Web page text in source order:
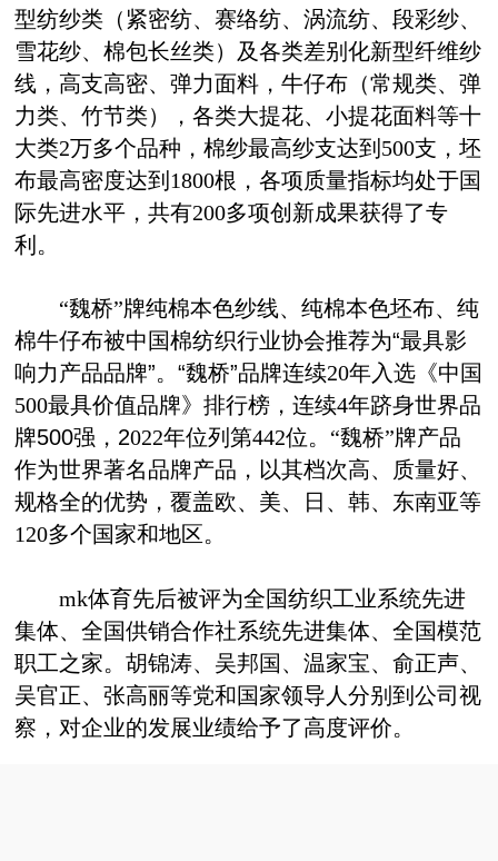
型纺纱类（紧密纺、赛络纺、涡流纺、段彩纱、
雪花纱、棉包长丝类）及各类差别化新型纤维纱
线， 高支高密、弹力面料，牛仔布（常规类、弹
力类、竹节类），各类大提花、小提花面料等十
大类2万多个品种，棉纱最高纱支达到 500支，坯
布最高密度达到 1800根，各项质量指标均处于国
际先进水平，共有200多项创新成果获得了专
利。
“魏桥”牌纯棉本色纱线、纯棉本色坯布、纯
棉牛仔布被中国棉纺织行业协会推荐为“最具影
响力产品品牌”。“魏桥”品牌连续20年入选《中国
500最具价值品牌》排行榜，连续4年跻身世界品
牌500强， 2022年位列第442位。 “魏桥”牌产品
作为世界著名品牌产品，以其档次高、质量好、
规格全的优势，覆盖欧、美、日、韩、东南亚等
120多个国家和地区。
mk体育先后被评为全国纺织工业系统先进
集体、全国供销合作社系统先进集体、全国模范
职工之家。胡锦涛、吴邦国、温家宝、俞正声、
吴官正、张高丽等党和国家领导人分别到公司视
察，对企业的发展业绩给予了高度评价。